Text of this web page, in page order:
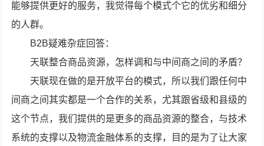
能够提供更好的服务，我觉得每个模式个它的优劣和细分
的人群。
B2B疑难杂症回答：
天联整合商品资源，怎样调和与中间商之间的矛盾？
天联现在做的是开放平台的模式，所以我们跟任何中
间商之间其实都是一个合作的关系，尤其跟省级和县级的
这个节点，我们提供的是更多的商品资源的整合，与技术
系统的支撑以及物流金融体系的支撑，目的是为了让大家